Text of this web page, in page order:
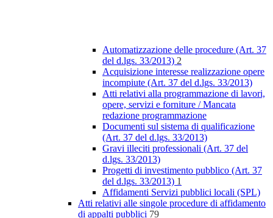
Automatizzazione delle procedure (Art. 37
del d.lgs. 33/2013) 2
Acquisizione interesse realizzazione opere
incompiute (Art. 37 del d.lgs. 33/2013)
Atti relativi alla programmazione di lavori,
opere, servizi e forniture / Mancata
redazione programmazione
Documenti sul sistema di qualificazione
(Art. 37 del d.lgs. 33/2013)
Gravi illeciti professionali (Art. 37 del
d.lgs. 33/2013)
Progetti di investimento pubblico (Art. 37
del d.lgs. 33/2013) 1
Affidamenti Servizi pubblici locali (SPL)
Atti relativi alle singole procedure di affidamento
di appalti pubblici 79